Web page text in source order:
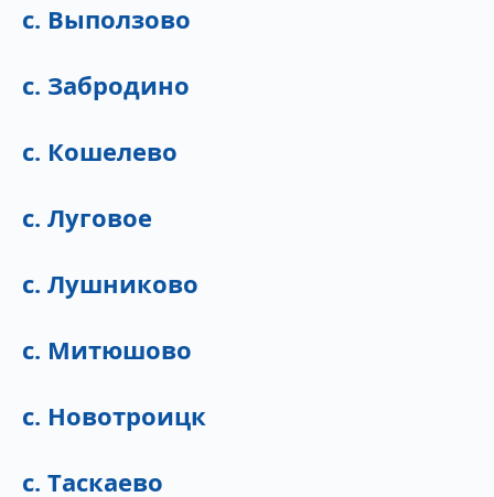
с. Выползово
с. Забродино
с. Кошелево
с. Луговое
с. Лушниково
с. Митюшово
с. Новотроицк
с. Таскаево